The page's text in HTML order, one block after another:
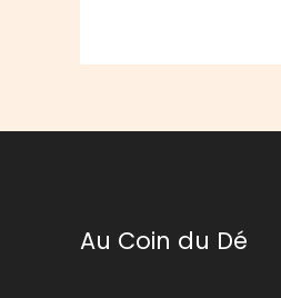
Au Coin du Dé